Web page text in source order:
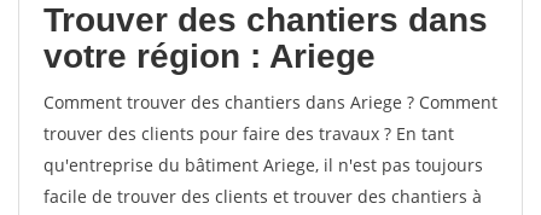
Trouver des chantiers dans
votre région : Ariege
Comment trouver des chantiers dans Ariege ? Comment
trouver des clients pour faire des travaux ? En tant
qu'entreprise du bâtiment Ariege, il n'est pas toujours
facile de trouver des clients et trouver des chantiers à